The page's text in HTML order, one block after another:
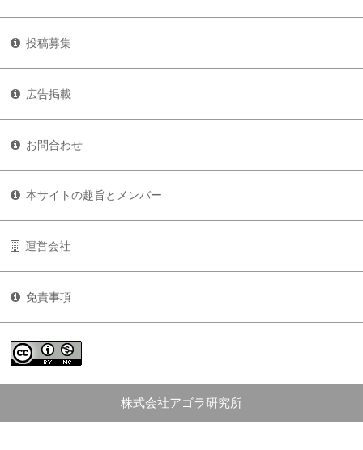
投稿募集
広告掲載
お問合わせ
本サイトの趣旨とメンバー
運営会社
免責事項
株式会社アゴラ研究所